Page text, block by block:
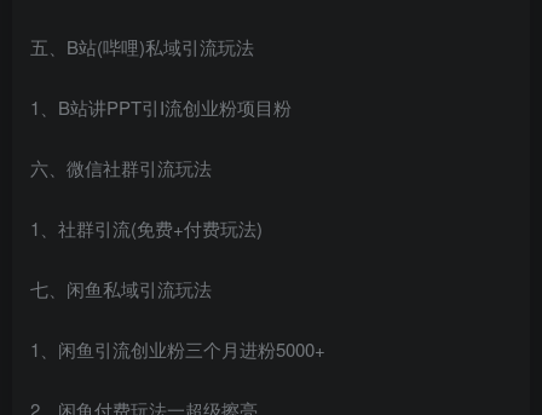
五、B站(哔哩)私域引流玩法
1、B站讲PPT引I流创业粉项目粉
六、微信社群引流玩法
1、社群引流(免费+付费玩法)
七、闲鱼私域引流玩法
1、闲鱼引流创业粉三个月进粉5000+
2、闲鱼付费玩法一超级擦亮